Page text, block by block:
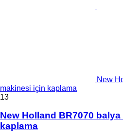
New
makinesi için kaplama
13
New Holland BR7070
kaplama